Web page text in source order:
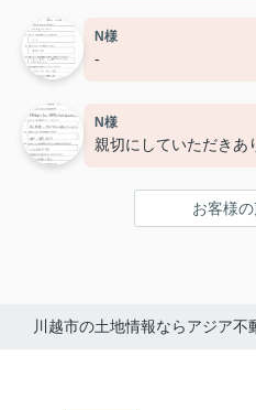
N様
-
N様
親切にしていただきあ
お客様
川越市の土地情報ならアジア不